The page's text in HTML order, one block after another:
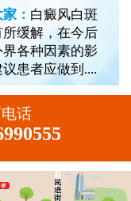
： 白癜风白斑
缓解，在今后
各种因素的影
患者应做到....
话